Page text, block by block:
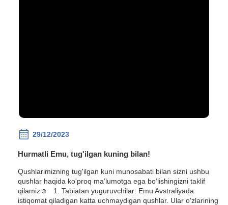
29/12/2023
Hurmatli Emu, tug'ilgan kuning bilan!
Qushlarimizning tug'ilgan kuni munosabati bilan sizni ushbu
qushlar haqida ko'proq ma’lumotga ega bo’lishingizni taklif
qilamiz☺️ 1. Tabiatan yuguruvchilar: Emu Avstraliyada
istiqomat qiladigan katta uchmaydigan qushlar. Ular o'zlarining